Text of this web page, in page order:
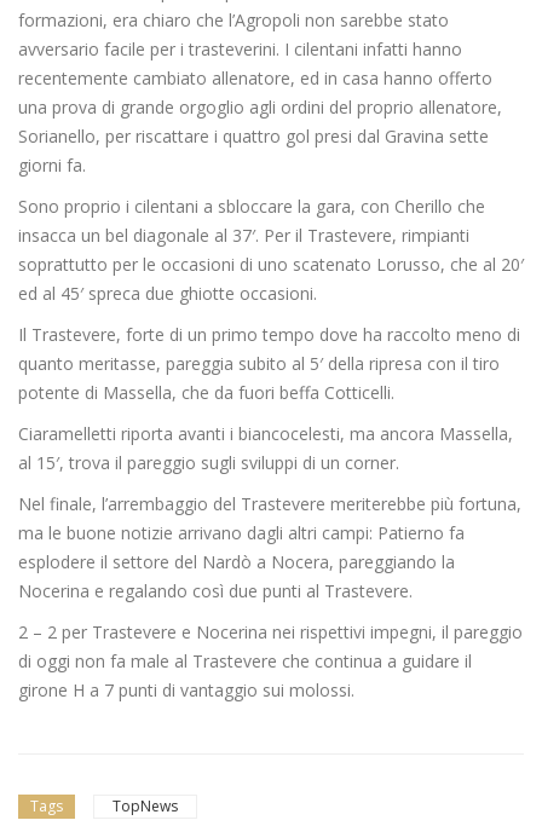
formazioni, era chiaro che l’Agropoli non sarebbe stato
avversario facile per i trasteverini. I cilentani infatti hanno
recentemente cambiato allenatore, ed in casa hanno offerto
una prova di grande orgoglio agli ordini del proprio allenatore,
Sorianello, per riscattare i quattro gol presi dal Gravina sette
giorni fa.
Sono proprio i cilentani a sbloccare la gara, con Cherillo che
insacca un bel diagonale al 37′. Per il Trastevere, rimpianti
soprattutto per le occasioni di uno scatenato Lorusso, che al 20′
ed al 45′ spreca due ghiotte occasioni.
Il Trastevere, forte di un primo tempo dove ha raccolto meno di
quanto meritasse, pareggia subito al 5′ della ripresa con il tiro
potente di Massella, che da fuori beffa Cotticelli.
Ciaramelletti riporta avanti i biancocelesti, ma ancora Massella,
al 15′, trova il pareggio sugli sviluppi di un corner.
Nel finale, l’arrembaggio del Trastevere meriterebbe più fortuna,
ma le buone notizie arrivano dagli altri campi: Patierno fa
esplodere il settore del Nardò a Nocera, pareggiando la
Nocerina e regalando così due punti al Trastevere.
2 – 2 per Trastevere e Nocerina nei rispettivi impegni, il pareggio
di oggi non fa male al Trastevere che continua a guidare il
girone H a 7 punti di vantaggio sui molossi.
Tags TopNews